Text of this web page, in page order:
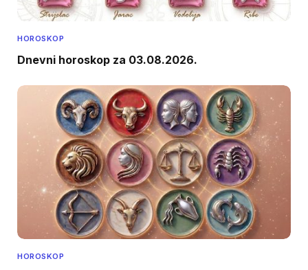
HOROSKOP
Dnevni horoskop za 03.08.2026.
HOROSKOP